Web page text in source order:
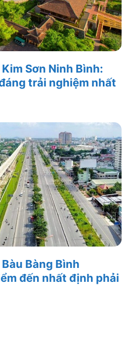
Sơn Ninh Bình:
trải nghiệm nhất
Bàng Bình
đến nhất định phải